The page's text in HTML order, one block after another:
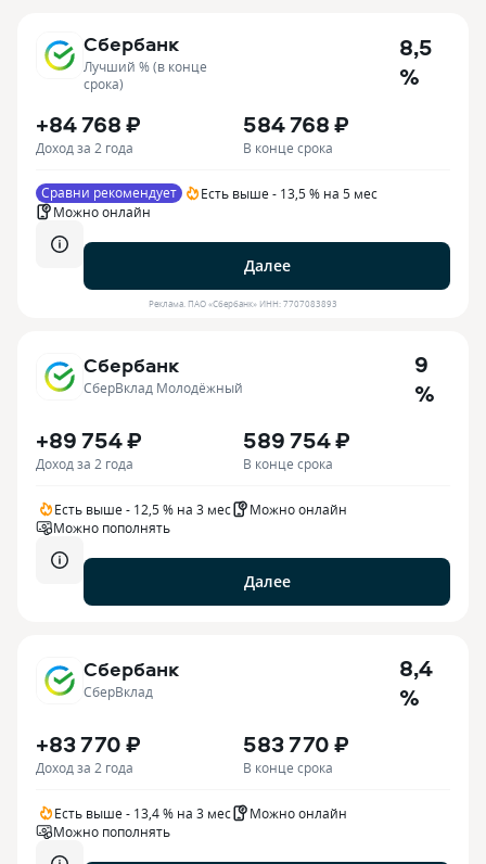
Сбербанк
Лучший % (в конце
срока)
8,5
%
+84 768 ₽
Доход за 2 года
584 768 ₽
В конце срока
Сравни рекомендует
Есть выше - 13,5 % на 5 мес
Можно онлайн
Далее
Реклама. ПАО «Сбербанк» ИНН: 7707083893
Сбербанк
СберВклад Молодёжный
9
%
+89 754 ₽
Доход за 2 года
589 754 ₽
В конце срока
Есть выше - 12,5 % на 3 мес
Можно онлайн
Можно пополнять
Далее
Сбербанк
СберВклад
8,4
%
+83 770 ₽
Доход за 2 года
583 770 ₽
В конце срока
Есть выше - 13,4 % на 3 мес
Можно онлайн
Можно пополнять